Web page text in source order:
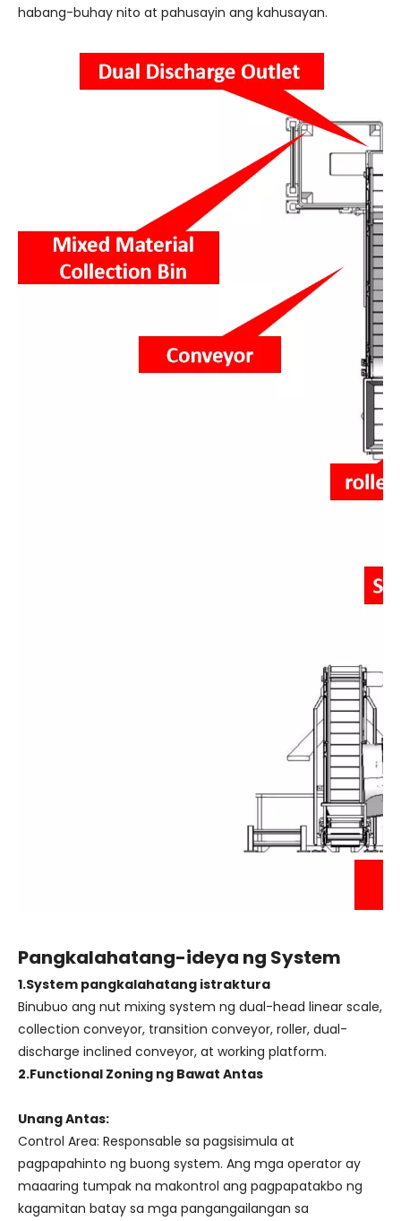
habang-buhay nito at pahusayin ang kahusayan.
Pangkalahatang-ideya ng System
1.System pangkalahatang istraktura
Binubuo ang nut mixing system ng dual-head linear scale,
collection conveyor, transition conveyor, roller, dual-
discharge inclined conveyor, at working platform.
2.Functional Zoning ng Bawat Antas
Unang Antas:
Control Area: Responsable sa pagsisimula at
pagpapahinto ng buong system. Ang mga operator ay
maaaring tumpak na makontrol ang pagpapatakbo ng
kagamitan batay sa mga pangangailangan sa